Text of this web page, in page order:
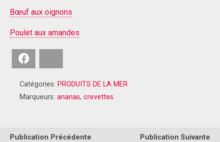
Bœuf aux oignons
Poulet aux amandes
Catégories: PRODUITS DE LA MER
Marqueurs: ananas, crevettes
Publication Précédente
Publication Suivante